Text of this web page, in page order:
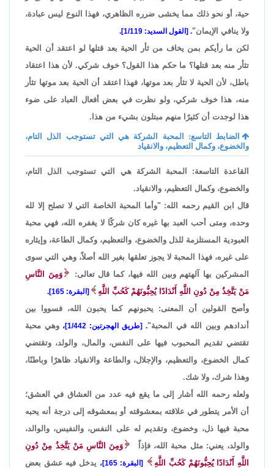
حية، أو نحو ذلك مما يخشى ضرره الظاهري، فهذا النوع ليس عبادة،
ولا ينافي الإيمان". [القول السديد: 1/119].
لكن ما رأيكم بمن يخاف من ثأر الحية بعد قتلها لو اعتقد أن الحية
تثأر منه بعد قتلها؟ ما حكم هذا القول؟ خوف شركي. لأن هذا اعتقاد
باطل، لأن الحية لا تثأر بعد موتها، فهذا اعتقد أن الحية بعد موتها تثأر
منه، هذا خوف شركي، ولو نظرت في بعض أفعال العباد على ضوء
هذا لوجدت أن كثيرًا منهم مبتلون بشيء من هذا.
الضابط التاسع: المحبة الشركة هي التي تستوجب الذل التام،
والخضوع، وكمال التعظيم، والانقياد
القاعدة التاسعة: المحبة الشركة هي التي تستوجب الذل التام،
والخضوع، وكمال التعظيم، والانقياد.
قال ابن القيم رحمه الله: "وأما المحبة الخاصة التي لا تصلح إلا لله
وحده، ومتى أحب العبد بها غيره كان شركًا لا يغفره الله، فهي محبة
العبودية المستلزمة للذل والخضوع، والتعظيم، وكمال الطاعة، وإيثاره
على غيره، فهذا المحبة لا يجوز تعلقها بغير الله أصلاً، وهي التي سوى
المشركين بها آلهتهم وبين الله فيها، كما قال تعالى:
وَمِنَ النَّاسِ
مَنْ يَتَّخِذُ مِنْ دُونِ اللَّهِ أَنْدَادًا يُحِبُّونَهُمْ كَحُبِّ اللَّهِ
[البقرة: 165].
وأصح القولين أن المعنى: يحبونهم كما يحبون الله، فسووا بين
أندادهم وبين الله في المحبة". [طريق الهجرتين: 1/442]،
وهي محبة
تقتضي تقديم المحبوب فيها على النفس، والمال، والولد، وتقتضي
كمال الخضوع، والتعظيم، والإجلال، والطاعة والانقياد ظاهرًا وباطنًا،
وهذا شرك، ولا شك.
ولعله رحمه الله أشار إلى ما يقع فيه عدد من العشاق في العشق؛
أن الأمر يتطور في علاقته بمعشوقته أو بمعشوقه إلى درجة أنه يحبه
محبة فيها ذل، وخضوع، وتقديم له على النفس، والنفيس، والوالد،
والولد، يعني: مثل محبة الله، فإذاً
وَمِنَ النَّاسِ مَنْ يَتَّخِذُ مِنْ دُونِ
اللَّهِ أَنْدَادًا يُحِبُّونَهُمْ كَحُبِّ اللَّهِ
[البقرة: 165]،
يدخل فيه عشق بعض